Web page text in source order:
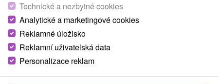
Regenerační pobyt Standard zaměřený na
obnovu sil a odpočinek
Lázně Ružbachy
Od 2 Nocí
Polopenze
Dopřejte si léčebný pobyt v lázních s ubytováním,
Technické a nezbytné cookies
Analytické a marketingové cookies
Reklamné úložisko
Reklamní uživatelská data
Personalizace reklam